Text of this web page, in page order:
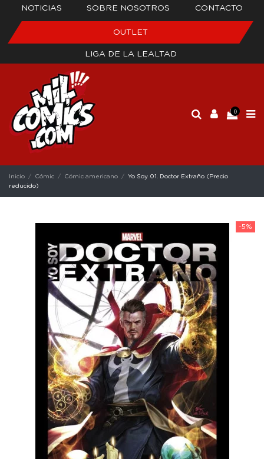
NOTICIAS SOBRE NOSOTROS CONTACTO
OUTLET
LIGA DE LA LEALTAD
0
Inicio Cómic Cómic americano
Yo Soy 01. Doctor Extraño (Precio
reducido)
-5%